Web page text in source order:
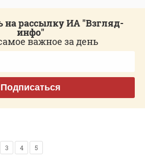
на рассылку ИА "Взгляд-
инфо"
важное за день
Подписаться
3 4 5